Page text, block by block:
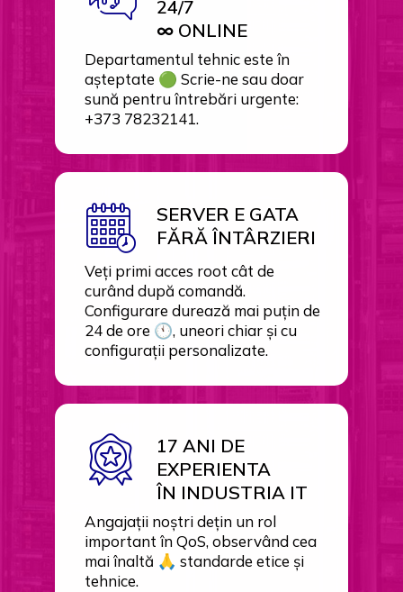
24/7
∞ ONLINE
Departamentul tehnic este în
așteptate 🟢 Scrie-ne sau doar
sună pentru întrebări urgente:
+373 78232141.
SERVER E GATA
FĂRĂ ÎNTÂRZIERI
Veți primi acces root cât de
curând după comandă.
Configurare durează mai puțin de
24 de ore 🕚, uneori chiar și cu
configurații personalizate.
17 ANI DE
EXPERIENTA
ÎN INDUSTRIA IT
Angajații noștri dețin un rol
important în QoS, observând cea
mai înaltă 🙏 standarde etice și
tehnice.